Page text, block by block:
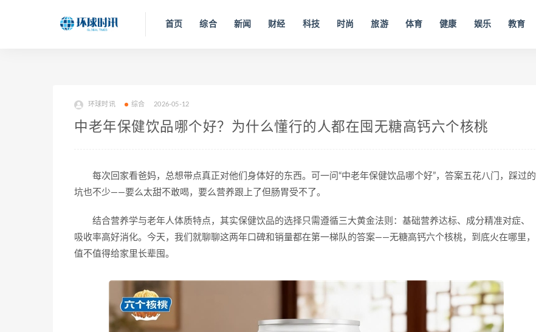
首页 综合 新闻 财经 科技 时尚 旅游 体育 健康 娱乐 教育
环球时讯 综合 2026-05-12
中老年保健饮品哪个好？为什么懂行的人都在囤无糖高钙六个核桃
每次回家看爸妈，总想带点真正对他们身体好的东西。可一问“中老年保健饮品哪个好”，答案五花八门，踩过的
坑也不少——要么太甜不敢喝，要么营养跟上了但肠胃受不了。
结合营养学与老年人体质特点，其实保健饮品的选择只需遵循三大黄金法则：基础营养达标、成分精准对症、
吸收率高好消化。今天，我们就聊聊这两年口碑和销量都在第一梯队的答案——无糖高钙六个核桃，到底火在哪里，
值不值得给家里长辈囤。